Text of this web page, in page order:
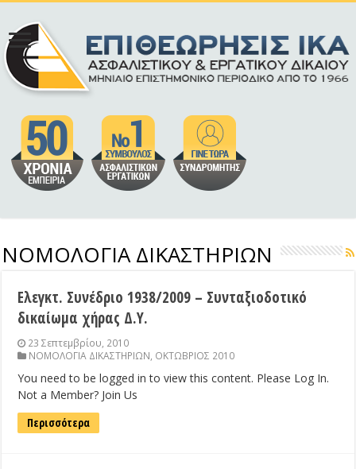
ΝΟΜΟΛΟΓΙΑ ΔΙΚΑΣΤΗΡΙΩΝ
Ελεγκτ. Συνέδριο 1938/2009 – Συνταξιοδοτικό
δικαίωμα χήρας Δ.Υ.
23 Σεπτεμβρίου, 2010
ΝΟΜΟΛΟΓΙΑ ΔΙΚΑΣΤΗΡΙΩΝ, ΟΚΤΩΒΡΙΟΣ 2010
You need to be logged in to view this content. Please Log In.
Not a Member? Join Us
Περισσότερα